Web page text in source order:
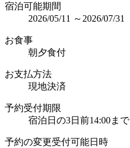
宿泊可能期間
2026/05/11 ～2026/07/31
お食事
朝夕食付
お支払方法
現地決済
予約受付期限
宿泊日の3日前14:00まで
予約の変更受付可能日時